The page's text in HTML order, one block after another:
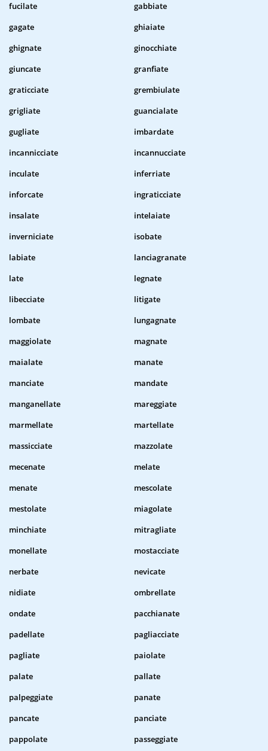
fucilate
gabbiate
gagate
ghiaiate
ghignate
ginocchiate
giuncate
granfiate
graticciate
grembiulate
grigliate
guancialate
gugliate
imbardate
incannicciate
incannucciate
inculate
inferriate
inforcate
ingraticciate
insalate
intelaiate
inverniciate
isobate
labiate
lanciagranate
late
legnate
libecciate
litigate
lombate
lungagnate
maggiolate
magnate
maialate
manate
manciate
mandate
manganellate
mareggiate
marmellate
martellate
massicciate
mazzolate
mecenate
melate
menate
mescolate
mestolate
miagolate
minchiate
mitragliate
monellate
mostacciate
nerbate
nevicate
nidiate
ombrellate
ondate
pacchianate
padellate
pagliacciate
pagliate
paiolate
palate
pallate
palpeggiate
panate
pancate
panciate
pappolate
passeggiate